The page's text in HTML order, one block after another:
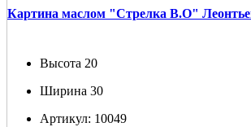
Картина маслом "Стрелка В.О"
Высота 20
Ширина 30
Артикул: 10049